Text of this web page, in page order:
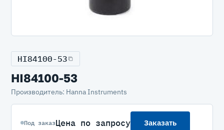
HI84100-53
HI84100-53
Производитель: Hanna Instruments
Под заказЦена по запросу Заказать